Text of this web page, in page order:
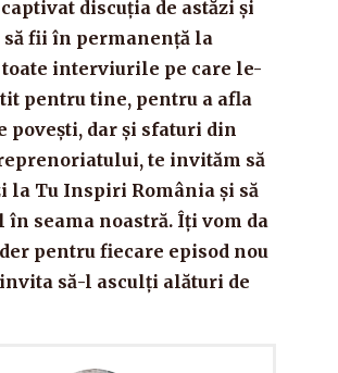
discuția de astăzi și
fii în permanență la
toate interviurile pe care le-
pentru tine, pentru a afla
povești, dar și sfaturi din
te invităm să
la Tu Inspiri România și să
în seama noastră. Îți vom da
pentru fiecare episod nou
să-l asculți alături de